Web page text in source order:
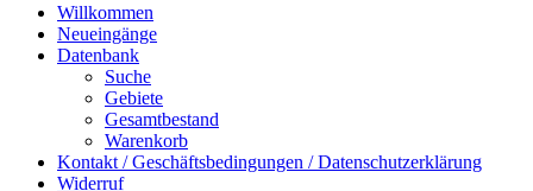
Willkommen
Neueingänge
Datenbank
Suche
Gebiete
Gesamtbestand
Warenkorb
Kontakt / Geschäftsbedingungen / Datenschutzerklärung
Widerruf